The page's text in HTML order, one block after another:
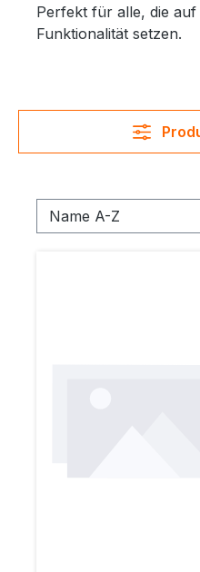
Perfekt für alle, die auf
Funktionalität setzen.